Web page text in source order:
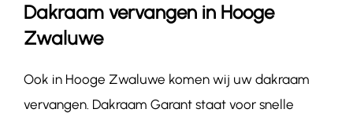
Dakraam vervangen in Hooge
Zwaluwe
Ook in Hooge Zwaluwe komen wij uw dakraam
vervangen. Dakraam Garant staat voor snelle